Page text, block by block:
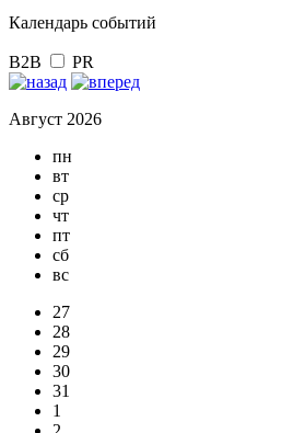
Календарь событий
B2B PR
Август 2026
пн
вт
ср
чт
пт
сб
вс
27
28
29
30
31
1